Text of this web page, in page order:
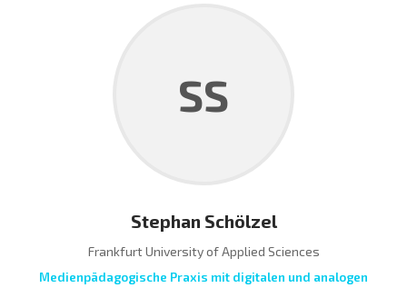
SS
Stephan Schölzel
Frankfurt University of Applied Sciences
Medienpädagogische Praxis mit digitalen und analogen